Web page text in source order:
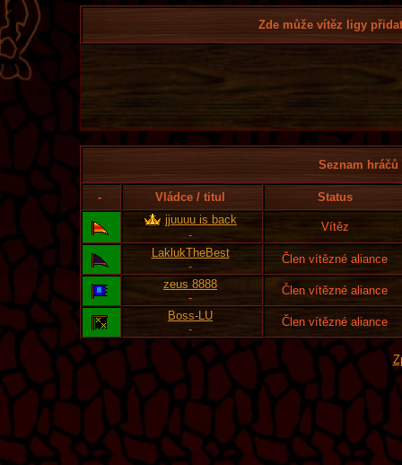
Zde může vítěz ligy
Seznam
- Vládce / titul
Status
jjuuuu is back
-
Vítěz
LaklukTheBest
-
Člen vítězné aliance
zeus 8888
-
Člen vítězné aliance
Boss-LU
-
Člen vítězné aliance